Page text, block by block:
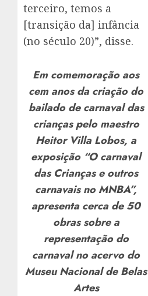
terceiro, temos a
[transição da] infância
(no século 20)”, disse.
Em comemoração aos
cem anos da criação do
bailado de carnaval das
crianças pelo maestro
Heitor Villa Lobos, a
exposição “O carnaval
das Crianças e outros
carnavais no MNBA”,
apresenta cerca de 50
obras sobre a
representação do
carnaval no acervo do
Museu Nacional de Belas
Artes